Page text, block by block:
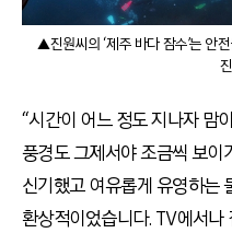
▲진원씨의 ‘제주 바다 잠수’는 안
“시간이 어느 정도 지나자 맘
풍경도 그제서야 조금씩 보이
신기했고 여유롭게 유영하는
환상적이었습니다. TV에서나